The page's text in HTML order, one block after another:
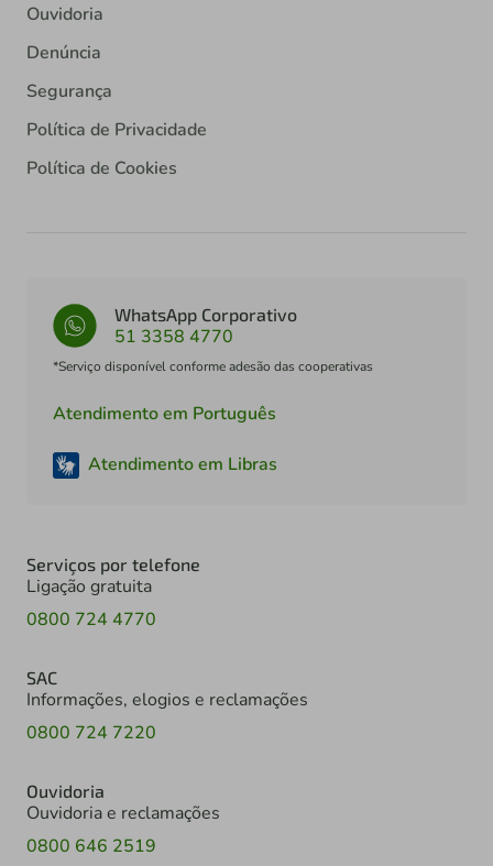
Ouvidoria
Denúncia
Segurança
Política de Privacidade
Política de Cookies
WhatsApp Corporativo
51 3358 4770
*Serviço disponível conforme adesão das cooperativas
Atendimento em Português
Atendimento em Libras
Serviços por telefone
Ligação gratuita
0800 724 4770
SAC
Informações, elogios e reclamações
0800 724 7220
Ouvidoria
Ouvidoria e reclamações
0800 646 2519